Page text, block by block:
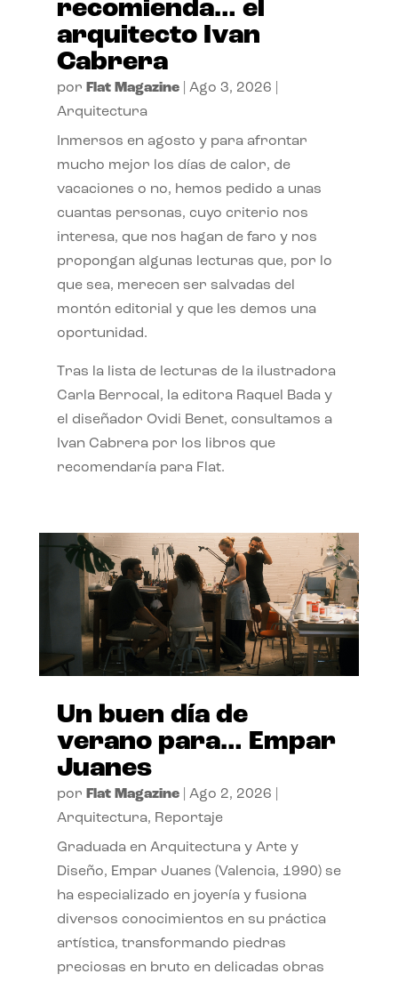
recomienda… el
arquitecto Ivan
Cabrera
por Flat Magazine| Ago 3, 2026
Arquitectura
Inmersos en agosto y para afrontar
mucho mejor los días de calor, de
vacaciones o no, hemos pedido a unas
cuantas personas, cuyo criterio nos
interesa, que nos hagan de faro y nos
propongan algunas lecturas que, por lo
que sea, merecen ser salvadas del
montón editorial y que les demos una
oportunidad.
Tras la lista de lecturas de la ilustradora
Carla Berrocal, la editora Raquel Bada y
el diseñador Ovidi Benet, consultamos a
Ivan Cabrera por los libros que
recomendaría para Flat.
Un buen día de
verano para… Empar
Juanes
por Flat Magazine| Ago 2, 2026
Arquitectura, Reportaje
Graduada en Arquitectura y Arte y
Diseño, Empar Juanes (Valencia, 1990) se
ha especializado en joyería y fusiona
diversos conocimientos en su práctica
artística, transformando piedras
preciosas en bruto en delicadas obras